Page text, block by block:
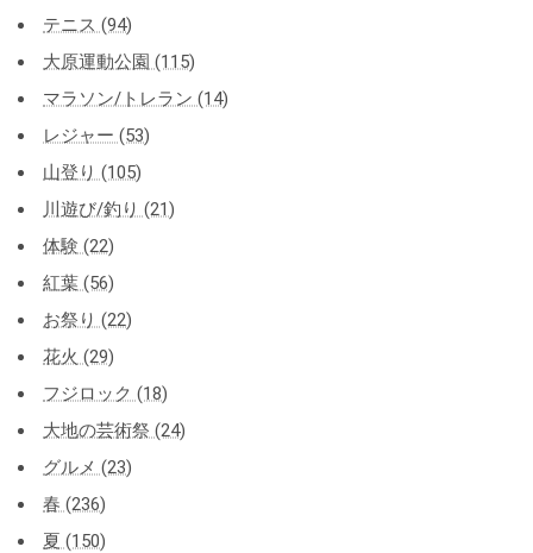
テニス (94)
大原運動公園 (115)
マラソン/トレラン (14)
レジャー (53)
山登り (105)
川遊び/釣り (21)
体験 (22)
紅葉 (56)
お祭り (22)
花火 (29)
フジロック (18)
大地の芸術祭 (24)
グルメ (23)
春 (236)
夏 (150)